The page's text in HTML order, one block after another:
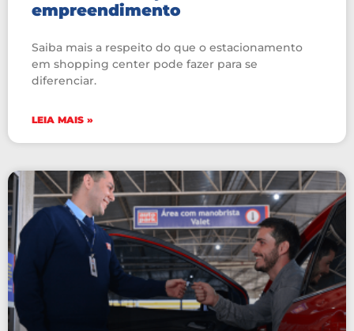
empreendimento
Saiba mais a respeito do que o estacionamento
em shopping center pode fazer para se
diferenciar.
LEIA MAIS »